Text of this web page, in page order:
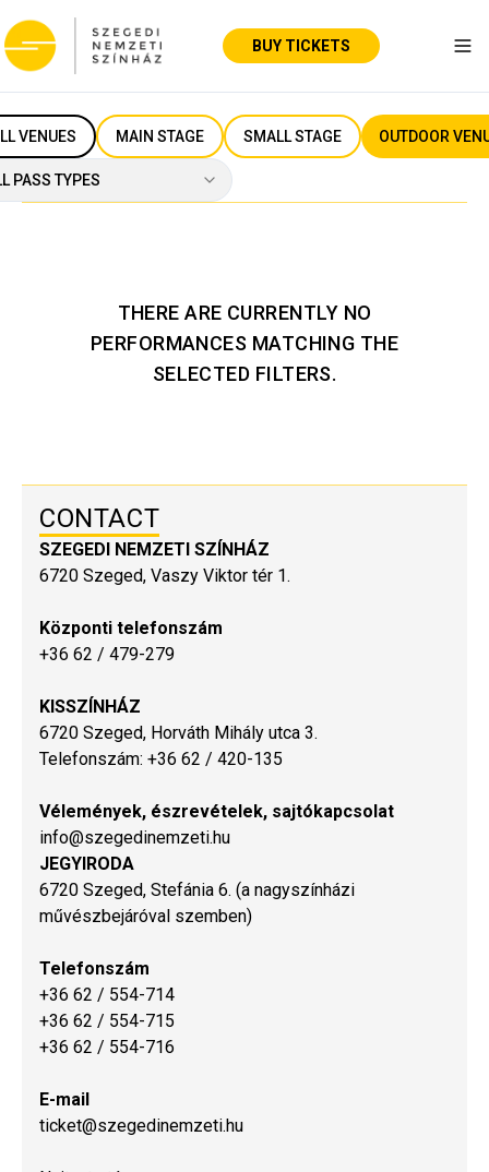
BUY TICKETS
VENUES MAIN STAGE SMALL STAGE OUTDOOR
PASS TYPES
THERE ARE CURRENTLY NO
PERFORMANCES MATCHING THE
SELECTED FILTERS.
CONTACT
SZEGEDI NEMZETI SZÍNHÁZ
6720 Szeged, Vaszy Viktor tér 1.
Központi telefonszám
+36 62 / 479-279
KISSZÍNHÁZ
6720 Szeged, Horváth Mihály utca 3.
Telefonszám: +36 62 / 420-135
Vélemények, észrevételek, sajtókapcsolat
info@szegedinemzeti.hu
JEGYIRODA
6720 Szeged, Stefánia 6. (a nagyszínházi
művészbejáróval szemben)
Telefonszám
+36 62 / 554-714
+36 62 / 554-715
+36 62 / 554-716
E-mail
ticket@szegedinemzeti.hu